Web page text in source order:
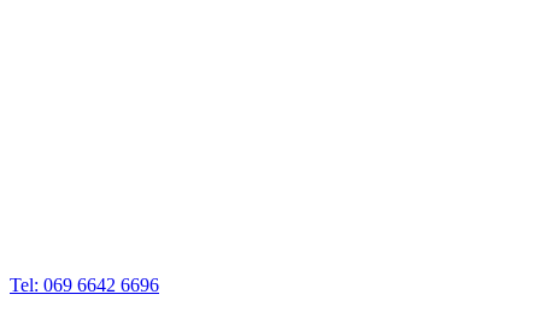
Tel: 069 6642 6696